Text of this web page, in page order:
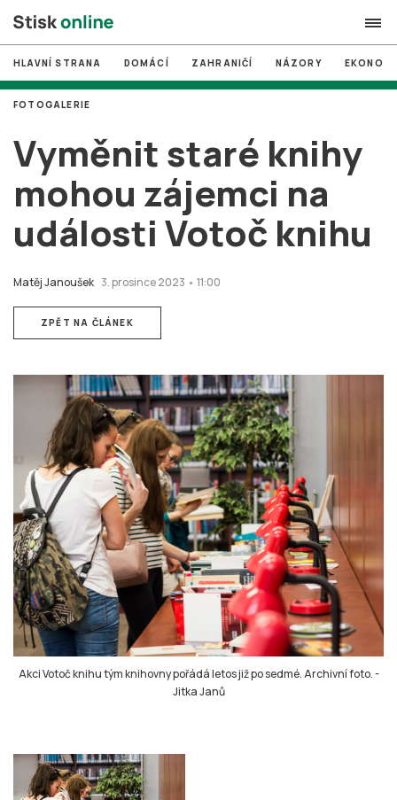
search
# MUNI
# Brno
# volby
login PŘIHLÁSIT SE
Založit nový účet
HLAVNÍ STRANA DOMÁCÍ ZAHRANIČÍ NÁZORY
Vyměnit staré knihy
mohou zájemci na
události Votoč knihu
Matěj Janoušek 3. prosince 2023 • 11:00
FOTOGALERIE
ZPĚT NA ČLÁNEK
Akci Votoč knihu tým knihovny pořádá letos již po sedmé. Archivní foto.-
Jitka Janů